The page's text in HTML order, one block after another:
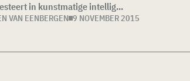
in kunstmatige intellig...
VAN EENBERGEN 9 NOVEMBER 2015